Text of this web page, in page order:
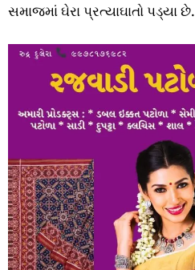
સમાજમાં ઘેરા પ્રત્યાઘાતો પડ્યા છે.